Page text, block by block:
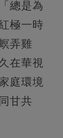
總是為
極一時
弄雞
在華視
庭環境
甘共